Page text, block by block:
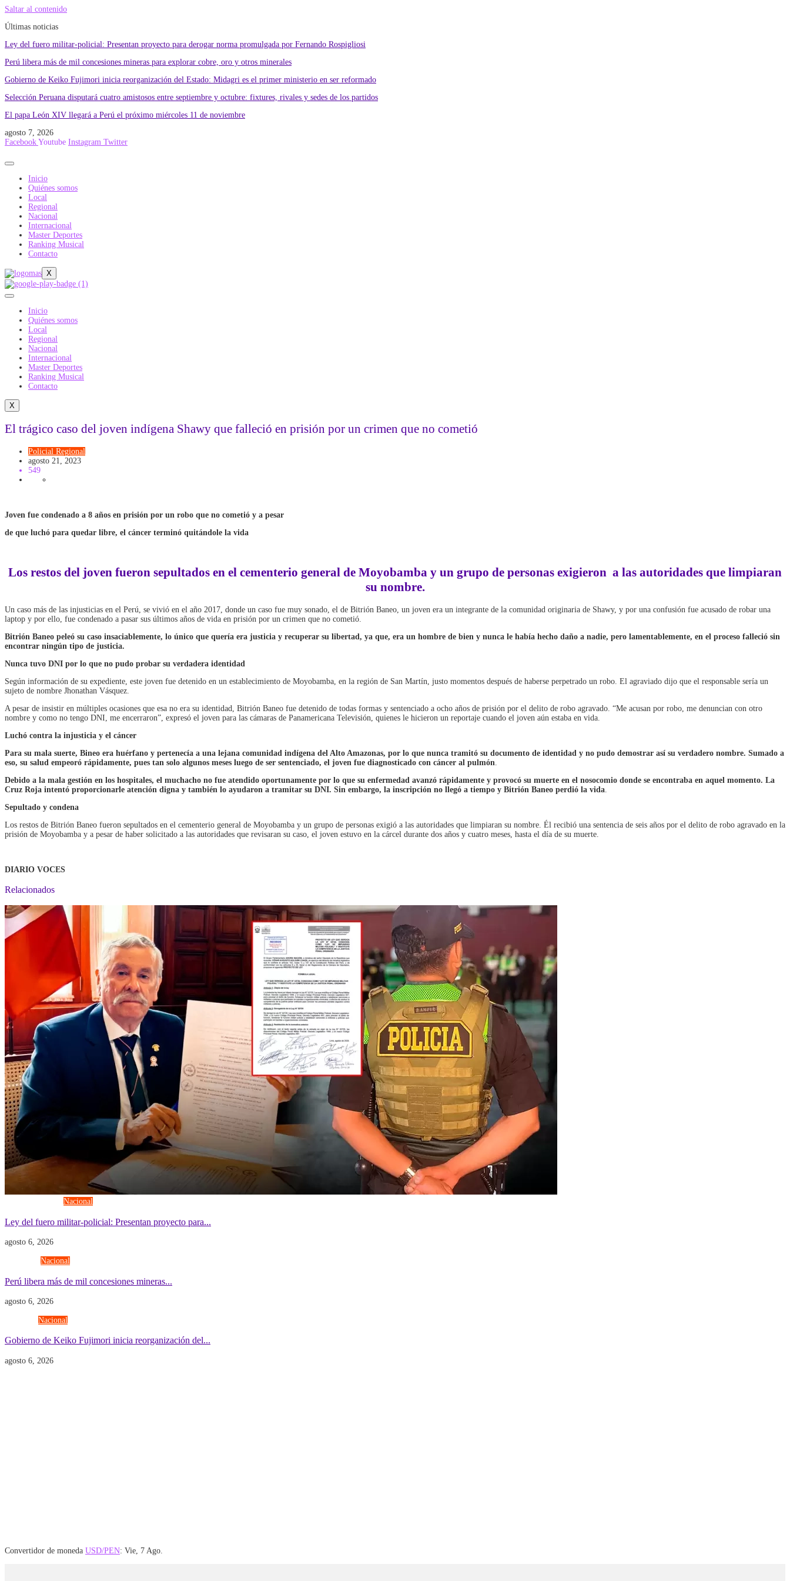
Saltar al contenido
Últimas noticias
Ley del fuero militar-policial: Presentan proyecto para derogar norma promulgada por Fernando Rospigliosi
Perú libera más de mil concesiones mineras para explorar cobre, oro y otros minerales
Gobierno de Keiko Fujimori inicia reorganización del Estado: Midagri es el primer ministerio en ser reformado
Selección Peruana disputará cuatro amistosos entre septiembre y octubre: fixtures, rivales y sedes de los partidos
El papa León XIV llegará a Perú el próximo miércoles 11 de noviembre
agosto 7, 2026
Facebook Youtube Instagram Twitter
Inicio
Quiénes somos
Local
Regional
Nacional
Internacional
Master Deportes
Ranking Musical
Contacto
X
Inicio
Quiénes somos
Local
Regional
Nacional
Internacional
Master Deportes
Ranking Musical
Contacto
X
El trágico caso del joven indígena Shawy que falleció en prisión por un crimen que no cometió
Policial Regional
agosto 21, 2023
549
Joven fue condenado a 8 años en prisión por un robo que no cometió y a pesar
de que luchó para quedar libre, el cáncer terminó quitándole la vida
Los restos del joven fueron sepultados en el cementerio general de Moyobamba y un grupo de personas exigieron a las autoridades que limpiaran
su nombre.
Un caso más de las injusticias en el Perú, se vivió en el año 2017, donde un caso fue muy sonado, el de Bitrión Baneo, un joven era un integrante de la comunidad originaria de Shawy, y por una confusión fue acusado de robar una
laptop y por ello, fue condenado a pasar sus últimos años de vida en prisión por un crimen que no cometió.
Bitrión Baneo peleó su caso insaciablemente, lo único que quería era justicia y recuperar su libertad, ya que, era un hombre de bien y nunca le había hecho daño a nadie, pero lamentablemente, en el proceso falleció sin
encontrar ningún tipo de justicia.
Nunca tuvo DNI por lo que no pudo probar su verdadera identidad
Según información de su expediente, este joven fue detenido en un establecimiento de Moyobamba, en la región de San Martín, justo momentos después de haberse perpetrado un robo. El agraviado dijo que el responsable sería un
sujeto de nombre Jhonathan Vásquez.
A pesar de insistir en múltiples ocasiones que esa no era su identidad, Bitrión Baneo fue detenido de todas formas y sentenciado a ocho años de prisión por el delito de robo agravado. “Me acusan por robo, me denuncian con otro
nombre y como no tengo DNI, me encerraron”, expresó el joven para las cámaras de Panamericana Televisión, quienes le hicieron un reportaje cuando el joven aún estaba en vida.
Luchó contra la injusticia y el cáncer
Para su mala suerte, Bineo era huérfano y pertenecía a una lejana comunidad indígena del Alto Amazonas, por lo que nunca tramitó su documento de identidad y no pudo demostrar así su verdadero nombre. Sumado a
eso, su salud empeoró rápidamente, pues tan solo algunos meses luego de ser sentenciado, el joven fue diagnosticado con cáncer al pulmón
Debido a la mala gestión en los hospitales, el muchacho no fue atendido oportunamente por lo que su enfermedad avanzó rápidamente y provocó su muerte en el nosocomio donde se encontraba en aquel momento. La
Cruz Roja intentó proporcionarle atención digna y también lo ayudaron a tramitar su DNI. Sin embargo, la inscripción no llegó a tiempo y Bitrión Baneo perdió la vida
Sepultado y condena
Los restos de Bitrión Baneo fueron sepultados en el cementerio general de Moyobamba y un grupo de personas exigió a las autoridades que limpiaran su nombre. Él recibió una sentencia de seis años por el delito de robo agravado en la
prisión de Moyobamba y a pesar de haber solicitado a las autoridades que revisaran su caso, el joven estuvo en la cárcel durante dos años y cuatro meses, hasta el día de su muerte.
DIARIO VOCES
Relacionados
Nacional
Ley del fuero militar-policial: Presentan proyecto para...
agosto 6, 2026
Nacional
Perú libera más de mil concesiones mineras...
agosto 6, 2026
Nacional
Gobierno de Keiko Fujimori inicia reorganización del...
agosto 6, 2026
Convertidor de moneda USD/PEN: Vie, 7 Ago.